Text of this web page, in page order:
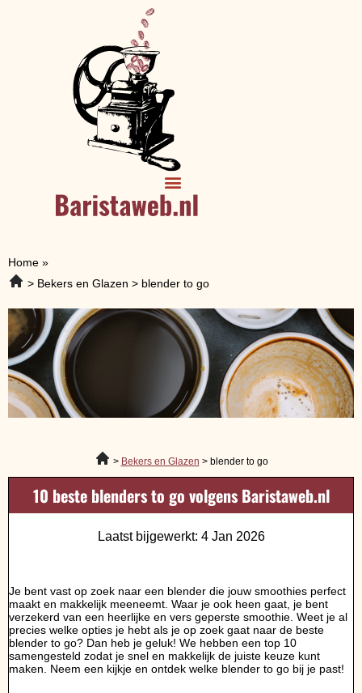
Home »
Bekers en Glazen
blender to go
Bekers en Glazen blender to go
10 beste blenders to go volgens Baristaweb.nl
Laatst bijgewerkt: 4 Jan 2026
Je bent vast op zoek naar een blender die jouw smoothies perfect
maakt en makkelijk meeneemt. Waar je ook heen gaat, je bent
verzekerd van een heerlijke en vers geperste smoothie. Weet je al
precies welke opties je hebt als je op zoek gaat naar de beste
blender to go? Dan heb je geluk! We hebben een top 10
samengesteld zodat je snel en makkelijk de juiste keuze kunt
maken. Neem een kijkje en ontdek welke blender to go bij je past!